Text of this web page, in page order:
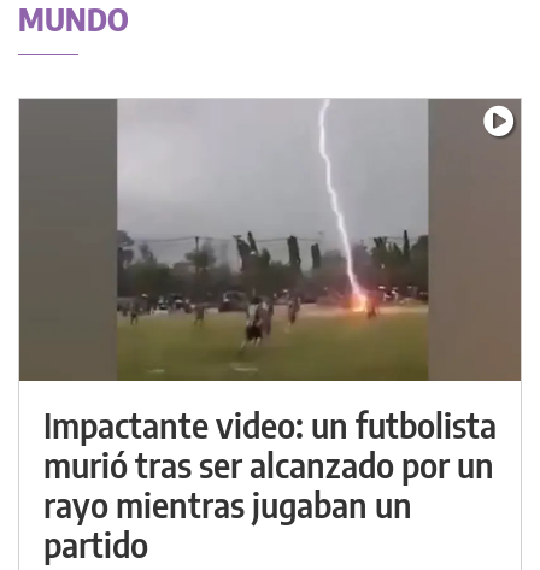
MUNDO
Impactante video: un futbolista
murió tras ser alcanzado por un
rayo mientras jugaban un
partido